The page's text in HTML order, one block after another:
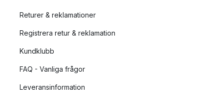
Returer & reklamationer
Registrera retur & reklamation
Kundklubb
FAQ - Vanliga frågor
Leveransinformation